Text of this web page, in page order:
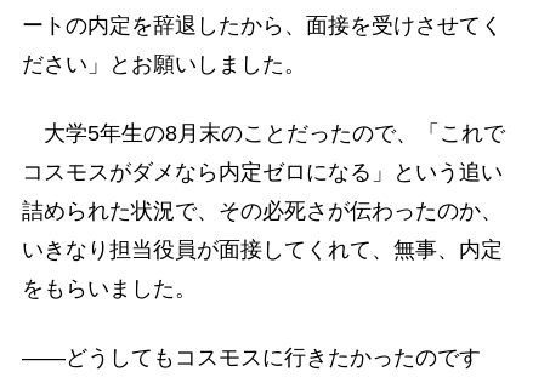
ートの内定を辞退したから、面接を受けさせてく
ださい」とお願いしました。
大学5年生の8月末のことだったので、「これで
コスモスがダメなら内定ゼロになる」という追い
詰められた状況で、その必死さが伝わったのか、
いきなり担当役員が面接してくれて、無事、内定
をもらいました。
――どうしてもコスモスに行きたかったのです